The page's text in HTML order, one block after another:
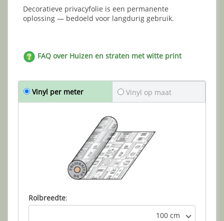
Decoratieve privacyfolie is een permanente
oplossing — bedoeld voor langdurig gebruik.
FAQ over Huizen en straten met witte print
Vinyl per meter Vinyl op maat
Rolbreedte:
100 cm